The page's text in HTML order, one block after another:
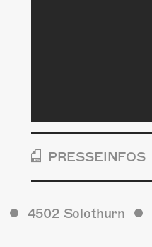
PRESSEINFOS
4502 Solothurn